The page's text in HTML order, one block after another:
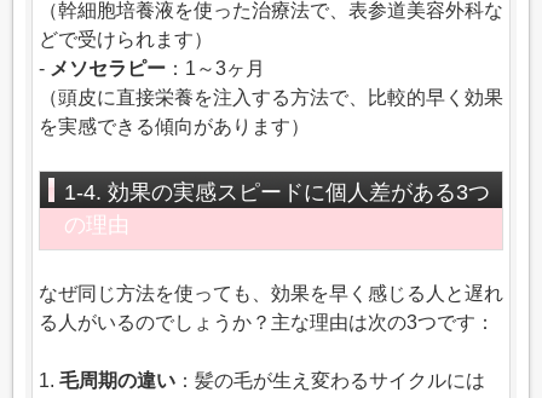
（幹細胞培養液を使った治療法で、表参道美容外科な
どで受けられます）
- メソセラピー ：1～3ヶ月
（頭皮に直接栄養を注入する方法で、比較的早く効果
を実感できる傾向があります）
1-4. 効果の実感スピードに個人差がある3つ
の理由
なぜ同じ方法を使っても、効果を早く感じる人と遅れ
る人がいるのでしょうか？主な理由は次の3つです：
1. 毛周期の違い ：髪の毛が生え変わるサイクルには